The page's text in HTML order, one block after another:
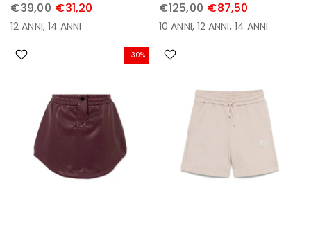
€39,00 €31,20
12 ANNI 14 ANNI
€125,00 €87,50
10 ANNI 12 ANNI 14 ANNI
-30%